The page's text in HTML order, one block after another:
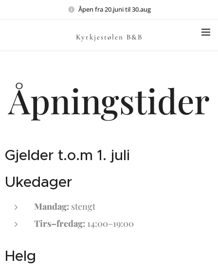
Åpen fra 20.juni til 30.aug
Kyrkjestølen B&B
Åpningstider
Gjelder t.o.m 1. juli
Ukedager
Mandag: stengt
Tirs–fredag: 14:00–19:00
Helg